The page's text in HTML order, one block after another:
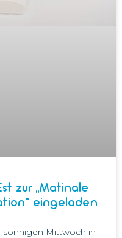
zur „Matinale
eingeladen
sonnigen Mittwoch in